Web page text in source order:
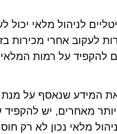
לניהול מלאי
לעקוב אחרי מכירות
להקפיד על רמות המלאי
המידע שנאסף על
מאחרים, יש
מלאי נכון לא רק